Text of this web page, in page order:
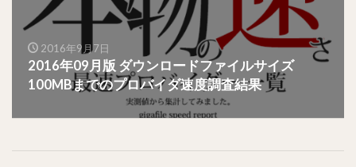
2016年9月7日
2016年09月版 ダウンロードファイルサイズ
100MBまでのプロバイダ速度調査結果